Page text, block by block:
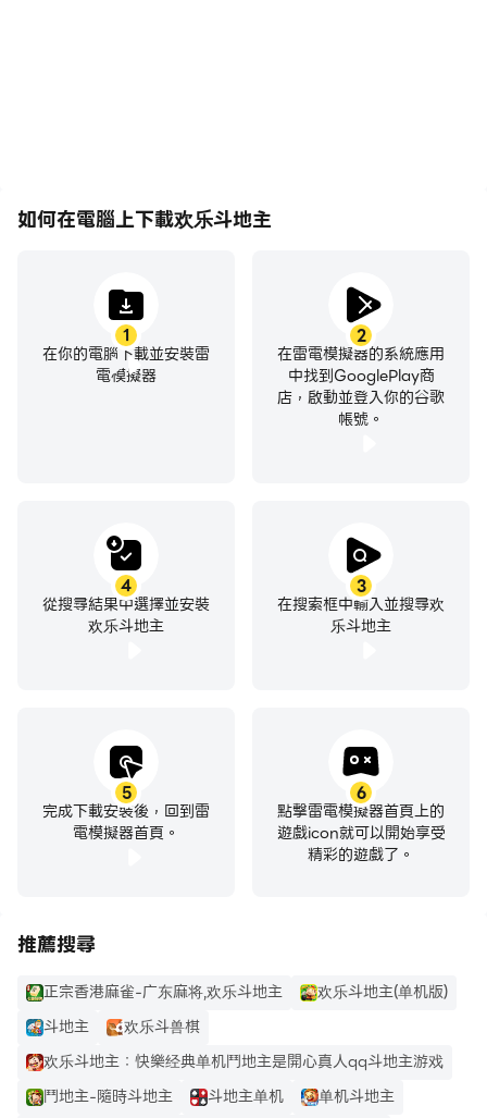
如何在電腦上下載欢乐斗地主
1
在你的電腦下載並安裝雷
電模擬器
2
在雷電模擬器的系統應用
中找到GooglePlay商
店，啟動並登入你的谷歌
帳號。
3
在搜索框中輸入並搜尋欢
乐斗地主
4
從搜尋結果中選擇並安裝
欢乐斗地主
5
完成下載安裝後，回到雷
電模擬器首頁。
6
點擊雷電模擬器首頁上的
遊戲icon就可以開始享受
精彩的遊戲了。
推薦搜尋
正宗香港麻雀-广东麻将,欢乐斗地主
欢乐斗地主(单机版)
斗地主
欢乐斗兽棋
欢乐斗地主：快樂经典单机鬥地主是開心真人qq斗地主游戏
鬥地主-隨時斗地主
斗地主单机
单机斗地主